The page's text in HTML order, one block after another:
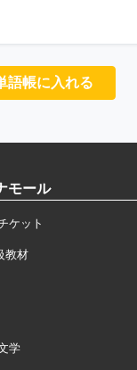
語帳に入れる
モール
ケット
教材
学